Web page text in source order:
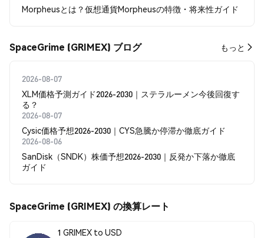
Morpheusとは？仮想通貨Morpheusの特徴・将来性ガイド
SpaceGrime (GRIMEX) ブログ もっと
2026-08-07
XLM価格予測ガイド2026-2030｜ステラルーメン今後回復す
る？
2026-08-07
Cysic価格予想2026-2030｜CYS急騰か停滞か徹底ガイド
2026-08-06
SanDisk（SNDK）株価予想2026-2030｜反発か下落か徹底
ガイド
SpaceGrime (GRIMEX) の換算レート
1 GRIMEX to USD